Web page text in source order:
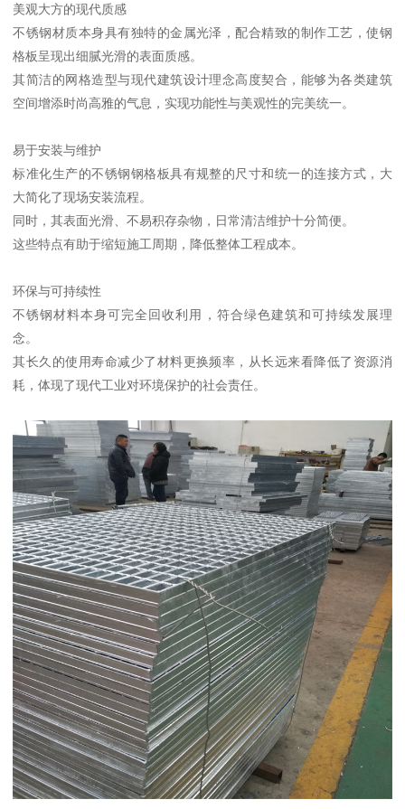
美观大方的现代质感
不锈钢材质本身具有独特的金属光泽，配合精致的制作工艺，使钢
格板呈现出细腻光滑的表面质感。
其简洁的网格造型与现代建筑设计理念高度契合，能够为各类建筑
空间增添时尚高雅的气息，实现功能性与美观性的完美统一。
易于安装与维护
标准化生产的不锈钢钢格板具有规整的尺寸和统一的连接方式，大
大简化了现场安装流程。
同时，其表面光滑、不易积存杂物，日常清洁维护十分简便。
这些特点有助于缩短施工周期，降低整体工程成本。
环保与可持续性
不锈钢材料本身可完全回收利用，符合绿色建筑和可持续发展理
念。
其长久的使用寿命减少了材料更换频率，从长远来看降低了资源消
耗，体现了现代工业对环境保护的社会责任。